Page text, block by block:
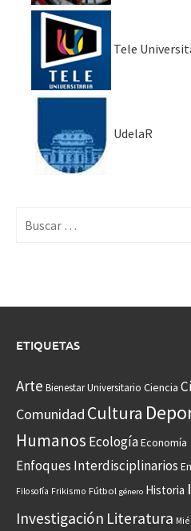
Tele
UdelaR
ETIQUETAS
Arte Bienestar Universitario Ciencia
Comunidad Cultura
Humanos EcologíaEconomía
Enfoques Interdisciplinarios
Filosofía Frikismo Fútbol género Historia
Investigación Literatura